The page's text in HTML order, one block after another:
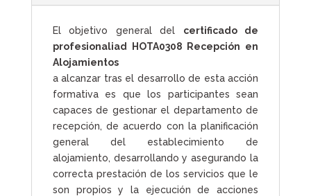
El objetivo general del certificado de
profesionaliad HOTA0308 Recepción en
Alojamientos
a alcanzar tras el desarrollo de esta acción
formativa es que los participantes sean
capaces de gestionar el departamento de
recepción, de acuerdo con la planificación
general del establecimiento de
alojamiento, desarrollando y asegurando la
correcta prestación de los servicios que le
son propios y la ejecución de acciones